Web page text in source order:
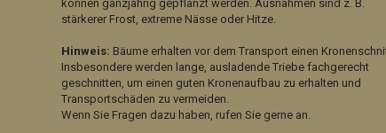
können ganzjährig gepflanzt werden. Ausnahmen sind z. B.
stärkerer Frost, extreme Nässe oder Hitze.
Hinweis: Bäume erhalten vor dem Transport einen
Insbesondere werden lange, ausladende Triebe fachgerecht
geschnitten, um einen guten Kronenaufbau zu erhalten und
Transportschäden zu vermeiden.
Wenn Sie Fragen dazu haben, rufen Sie gerne an.